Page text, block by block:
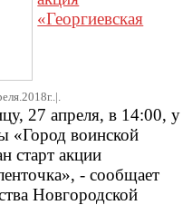
«Георгиевская
27 апреля, в 14:00, у
«Город воинской
старт акции
- сообщает
Новгородской